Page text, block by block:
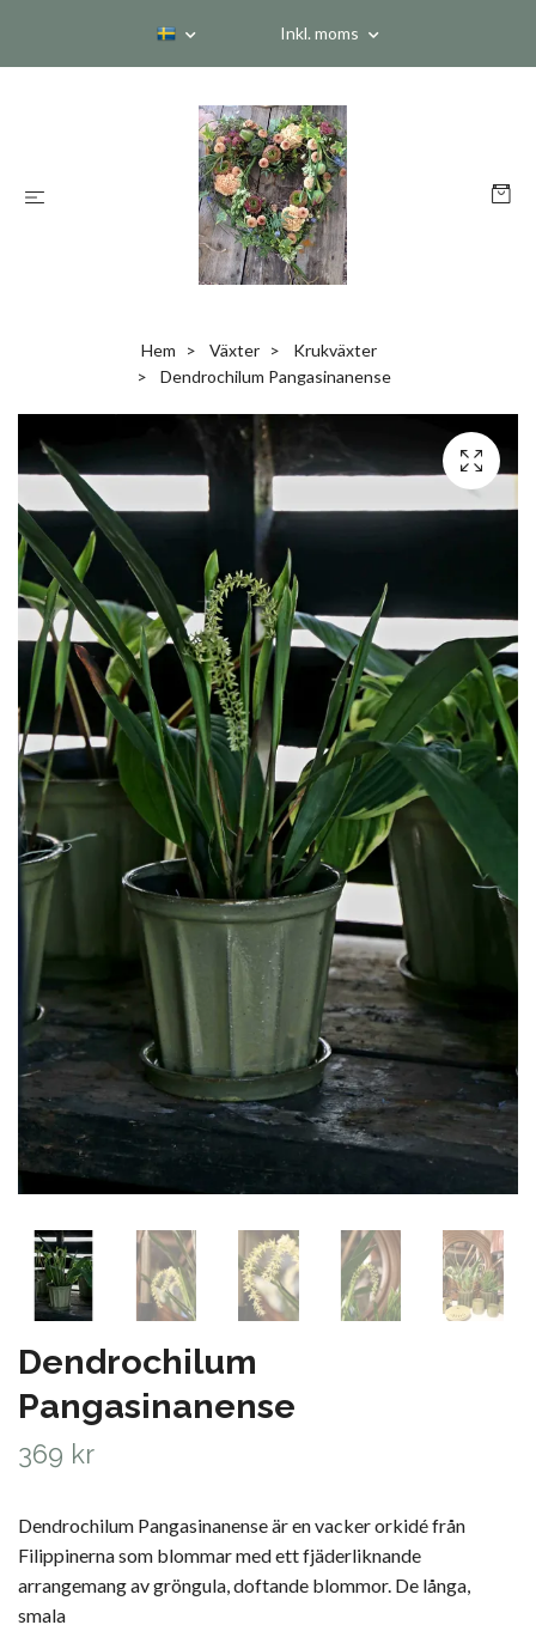
Inkl. moms
Hem Växter
Krukväxter
Dendrochilum Pangasinanense
Dendrochilum
Pangasinanense
369 kr
Dendrochilum Pangasinanense är en vacker orkidé från
Filippinerna som blommar med ett fjäderliknande
arrangemang av gröngula, doftande blommor. De långa,
smala